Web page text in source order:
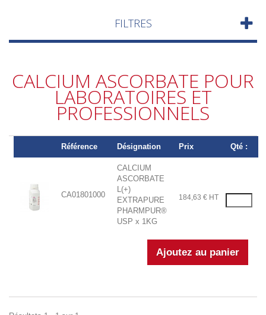
FILTRES
CALCIUM ASCORBATE POUR
LABORATOIRES ET
PROFESSIONNELS
Référence Désignation Prix Qté :
CA01801000
CALCIUM
ASCORBATE
L(+)
EXTRAPURE
PHARMPUR®
USP x 1KG
184,63 € HT